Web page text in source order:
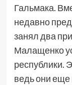
Гальмака.
недавно
занял два
Малащенко
республики.
ведь они еще